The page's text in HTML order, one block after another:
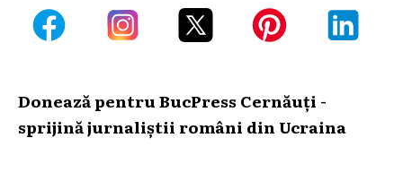
Donează pentru BucPress Cernăuți -
sprijină jurnaliștii români din Ucraina